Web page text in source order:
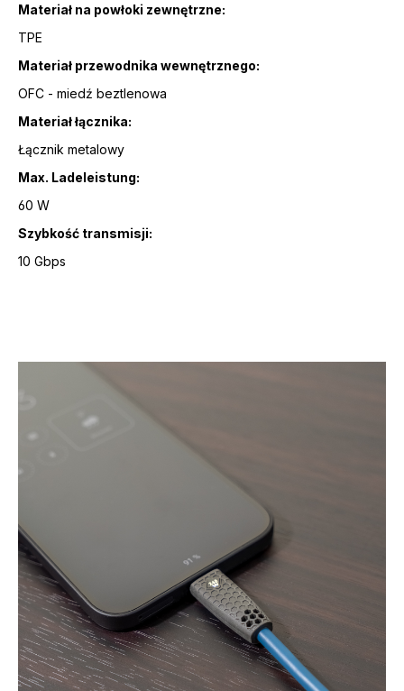
Materiał na powłoki zewnętrzne:
TPE
Materiał przewodnika wewnętrznego:
OFC - miedź beztlenowa
Materiał łącznika:
Łącznik metalowy
Max. Ladeleistung:
60 W
Szybkość transmisji:
10 Gbps